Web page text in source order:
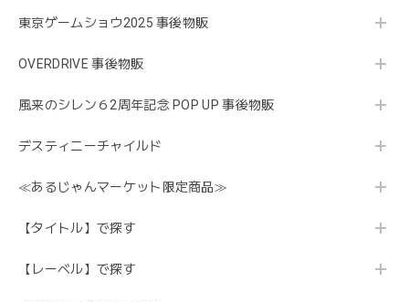
東京ゲームショウ2025 事後物販
OVERDRIVE 事後物販
風来のシレン６2周年記念 POP UP 事後物販
デスティニーチャイルド
≪あるじゃんマーケット限定商品≫
【タイトル】で探す
【レーベル】で探す